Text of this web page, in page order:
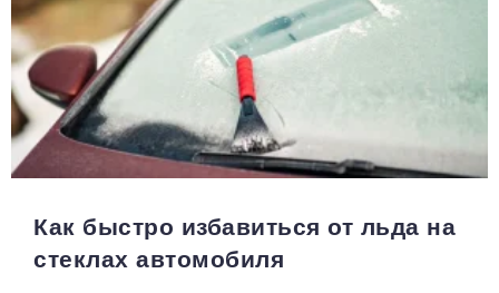
Как быстро избавиться от льда на
стеклах автомобиля